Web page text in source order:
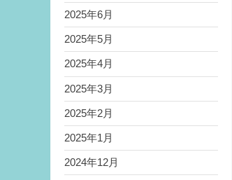
2025年6月
2025年5月
2025年4月
2025年3月
2025年2月
2025年1月
2024年12月